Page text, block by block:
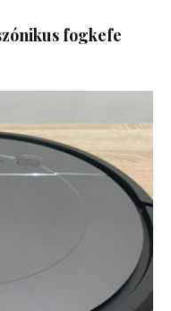
fogkefe